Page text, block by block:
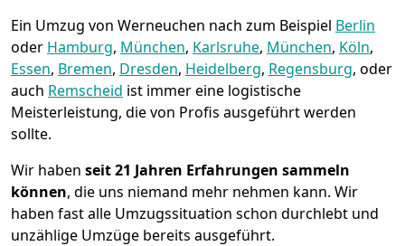
Ein Umzug von Werneuchen nach zum Beispiel Berlin
oder Hamburg, München, Karlsruhe, München, Köln,
Essen, Bremen, Dresden, Heidelberg, Regensburg, oder
auch Remscheid ist immer eine logistische
Meisterleistung, die von Profis ausgeführt werden
sollte.
Wir haben seit21 Jahren Erfahrungen sammeln
können, die uns niemand mehr nehmen kann. Wir
haben fast alle Umzugssituation schon durchlebt und
unzählige Umzüge bereits ausgeführt.